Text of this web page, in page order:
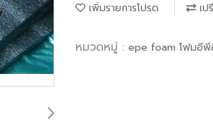
เพิ่มรายการโปรด เป
หมวดหมู่ : epe foam โฟมอีพี